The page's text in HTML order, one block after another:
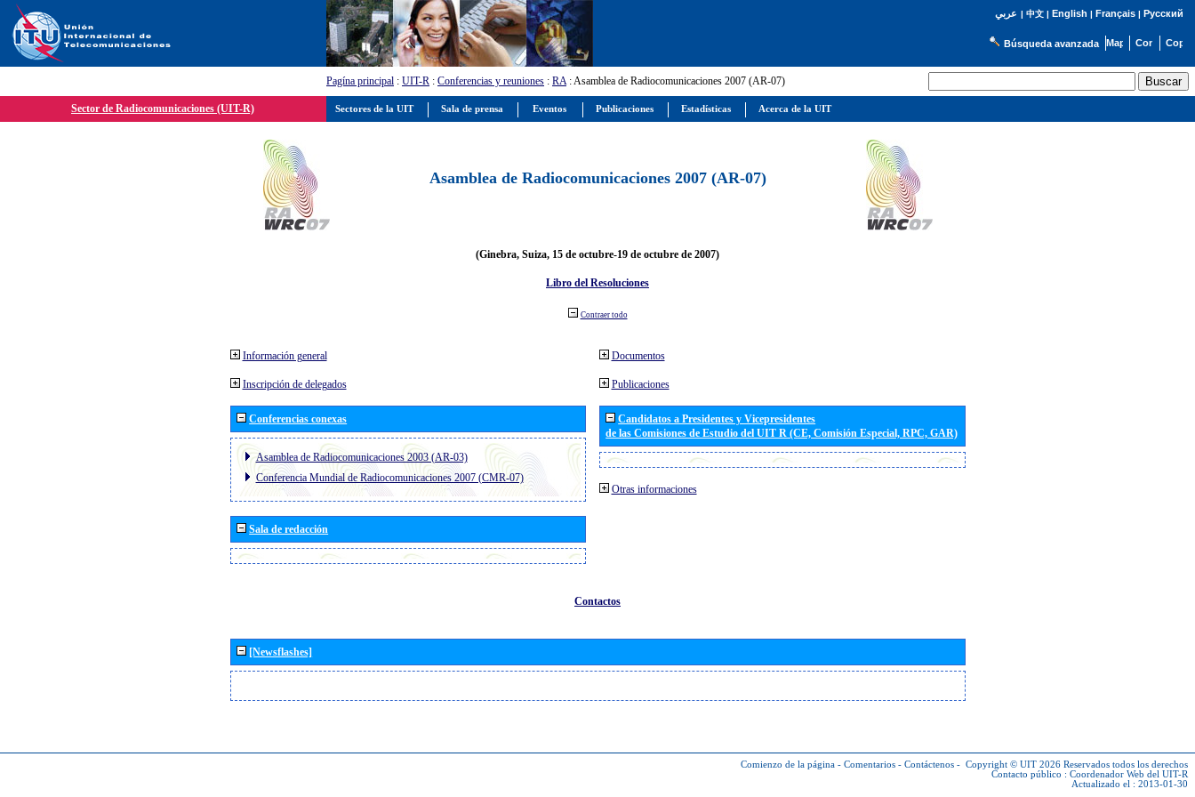
عربي | 中文| English | Français| Русский
Búsqueda avanzada
Pagína principal : UIT-R : Conferencias y reuniones : RA: Asamblea de Radiocomunicaciones 2007 (AR-07)
Sector de Radiocomunicaciones (UIT-R)
Asamblea de Radiocomunicaciones 2007 (AR-07)
(Ginebra, Suiza, 15 de octubre-19 de octubre de 2007)
Libro del Resoluciones
Contraer todo
Información general
Inscripción de delegados
Conferencias conexas
Asamblea de Radiocomunicaciones 2003 (AR-03)
Conferencia Mundial de Radiocomunicaciones 2007 (CMR-07)
Sala de redacción
Documentos
Publicaciones
Candidatos a Presidentes y Vicepresidentes
de las Comisiones de Estudio del UIT R (CE, Comisión Especial, RPC, GAR)
Otras informaciones
Contactos
[Newsflashes]
Comienzo de la página - Comentarios - Contáctenos - Copyright © UIT 2026 Reservados todos los derechos
Contacto público : Coordenador Web del UIT-R
Actualizado el : 2013-01-30
Sectores de la UIT Sala de prensa Eventos Publicaciones Estadísticas Acerca de la UIT